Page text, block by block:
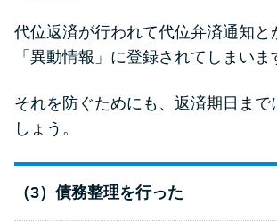
代位返済が行われて代位弁済通知と
「異動情報」に登録されてしまいま
それを防ぐためにも、返済期日まで
しょう。
（3）債務整理を行った